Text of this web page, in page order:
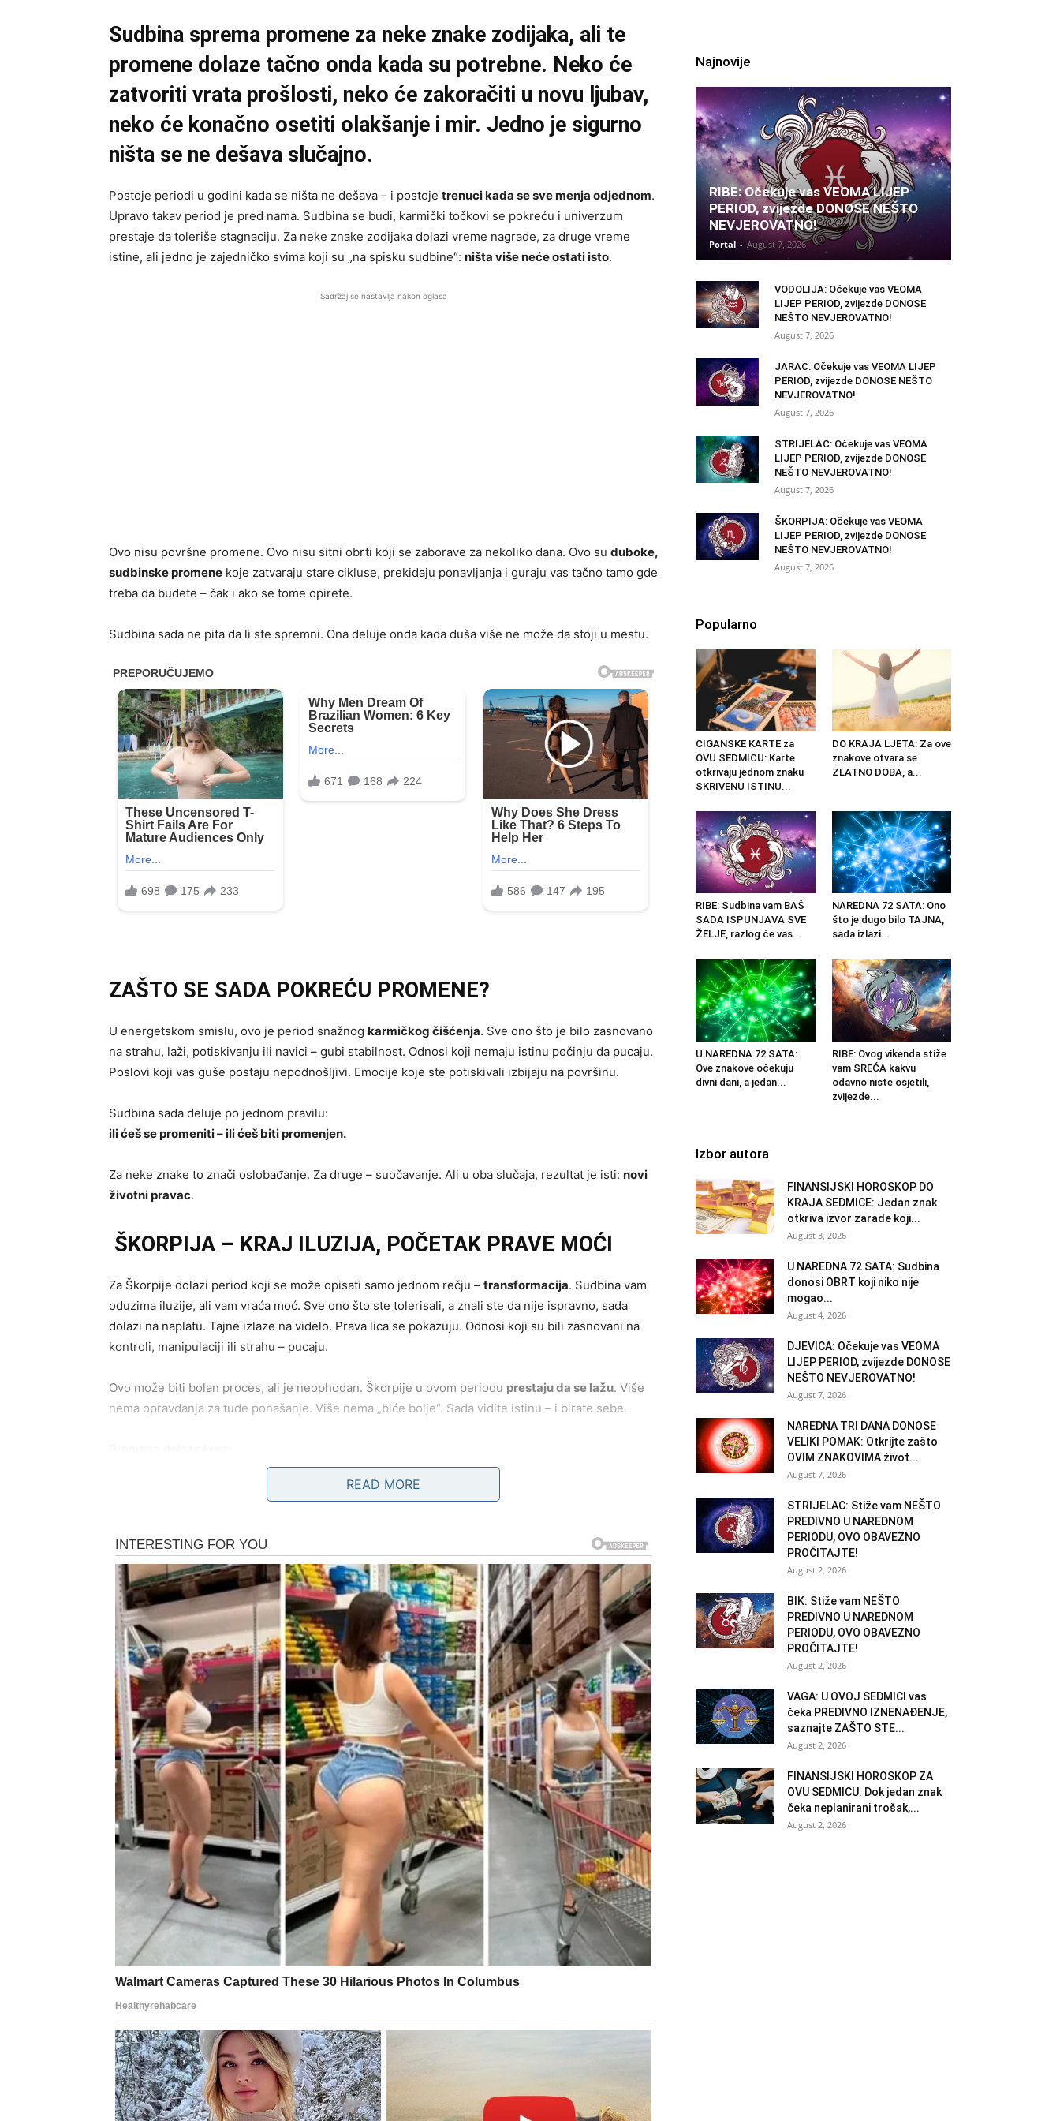
Sudbina sprema promene za neke znake zodijaka, ali te
promene dolaze tačno onda kada su potrebne. Neko će
zatvoriti vrata prošlosti, neko će zakoračiti u novu ljubav,
neko će konačno osetiti olakšanje i mir. Jedno je sigurno
ništa se ne dešava slučajno.
Postoje periodi u godini kada se ništa ne dešava – i postoje trenuci kada se sve menja odjednom.
Upravo takav period je pred nama. Sudbina se budi, karmički točkovi se pokreću i univerzum
prestaje da toleriše stagnaciju. Za neke znake zodijaka dolazi vreme nagrade, za druge vreme
istine, ali jedno je zajedničko svima koji su „na spisku sudbine“: ništa više neće ostati isto.
Sadržaj se nastavlja nakon oglasa
Ovo nisu površne promene. Ovo nisu sitni obrti koji se zaborave za nekoliko dana. Ovo su duboke,
sudbinske promene koje zatvaraju stare cikluse, prekidaju ponavljanja i guraju vas tačno tamo gde
treba da budete – čak i ako se tome opirete.
Sudbina sada ne pita da li ste spremni. Ona deluje onda kada duša više ne može da stoji u mestu.
ZAŠTO SE SADA POKREĆU PROMENE?
U energetskom smislu, ovo je period snažnog karmičkog čišćenja. Sve ono što je bilo zasnovano
na strahu, laži, potiskivanju ili navici – gubi stabilnost. Odnosi koji nemaju istinu počinju da pucaju.
Poslovi koji vas guše postaju nepodnošljivi. Emocije koje ste potiskivali izbijaju na površinu.
Sudbina sada deluje po jednom pravilu:
ili ćeš se promeniti – ili ćeš biti promenjen.
Za neke znake to znači oslobađanje. Za druge – suočavanje. Ali u oba slučaja, rezultat je isti: novi
životni pravac.
ŠKORPIJA – KRAJ ILUZIJA, POČETAK PRAVE MOĆI
Za Škorpije dolazi period koji se može opisati samo jednom rečju – transformacija. Sudbina vam
oduzima iluzije, ali vam vraća moć. Sve ono što ste tolerisali, a znali ste da nije ispravno, sada
dolazi na naplatu. Tajne izlaze na videlo. Prava lica se pokazuju. Odnosi koji su bili zasnovani na
kontroli, manipulaciji ili strahu – pucaju.
Ovo može biti bolan proces, ali je neophodan. Škorpije u ovom periodu prestaju da se lažu. Više
nema opravdanja za tuđe ponašanje. Više nema „biće bolje“. Sada vidite istinu – i birate sebe.
emotivne prekide ili duboko čišćenje odnosa
poslovne promene koje vas izbacuju iz zone komfora
Nakon ovog perioda, Škorpija izlazijača nego ikada. Ovo je kraj stare verzije vas.
JARAC – SUDBINA SKIDA TERET SA VAŠIH RAMENA
Jarčevi ulaze u jedan od najvažnijih perioda u poslednjih nekoliko godina. Sudbina vam konačno
poručuje: „Dosta je bilo borbe.“ Promene koje dolaze nisu haotične – one sustabilizujuće , ali
duboke.
Sve ono što ste nosili sami, sve odgovornosti koje ste preuzimali čak i kada nisu bile vaše – sada
se preispituje. Jarčevi shvataju da više ne moraju da budu stub svima. Sudbina vas uči daprimite
pomoć, da se oslonite, da ne nosite sve sami.
Promene se dešavaju kroz:
posao i status (unapređenje, promena pozicije ili potpuno novi pravac)
finansije (olakšanje, rešavanje dugova, stabilnost)
porodične odnose (postavljanje granica)
Ovo je kraj faze iscrpljenosti. Ulazite u periodzaslužene nagrade.
VODOLIJA – NAGLI PREOKRET KOJI MENJA SVE
READ MORE
Najnovije
RIBE: Očekuje vas VEOMA LIJEP
PERIOD, zvijezde DONOSE NEŠTO
NEVJEROVATNO!
Portal - August 7, 2026
VODOLIJA: Očekuje vas VEOMA
LIJEP PERIOD, zvijezde DONOSE
NEŠTO NEVJEROVATNO!
August 7, 2026
JARAC: Očekuje vas VEOMA LIJEP
PERIOD, zvijezde DONOSE NEŠTO
NEVJEROVATNO!
August 7, 2026
STRIJELAC: Očekuje vas VEOMA
LIJEP PERIOD, zvijezde DONOSE
NEŠTO NEVJEROVATNO!
August 7, 2026
ŠKORPIJA: Očekuje vas VEOMA
LIJEP PERIOD, zvijezde DONOSE
NEŠTO NEVJEROVATNO!
August 7, 2026
Popularno
CIGANSKE KARTE za
OVU SEDMICU: Karte
otkrivaju jednom znaku
SKRIVENU ISTINU...
DO KRAJA LJETA: Za ove
znakove otvara se
ZLATNO DOBA, a...
RIBE: Sudbina vam BAŠ
SADA ISPUNJAVA SVE
ŽELJE, razlog će vas...
NAREDNA 72 SATA: Ono
što je dugo bilo TAJNA,
sada izlazi...
U NAREDNA 72 SATA:
Ove znakove očekuju
divni dani, a jedan...
RIBE: Ovog vikenda stiže
vam SREĆA kakvu
odavno niste osjetili,
zvijezde...
Izbor autora
FINANSIJSKI HOROSKOP DO
KRAJA SEDMICE: Jedan znak
otkriva izvor zarade koji...
August 3, 2026
U NAREDNA 72 SATA: Sudbina
donosi OBRT koji niko nije
mogao...
August 4, 2026
DJEVICA: Očekuje vas VEOMA
LIJEP PERIOD, zvijezde DONOSE
NEŠTO NEVJEROVATNO!
August 7, 2026
NAREDNA TRI DANA DONOSE
VELIKI POMAK: Otkrijte zašto
OVIM ZNAKOVIMA život...
August 7, 2026
STRIJELAC: Stiže vam NEŠTO
PREDIVNO U NAREDNOM
PERIODU, OVO OBAVEZNO
PROČITAJTE!
August 2, 2026
BIK: Stiže vam NEŠTO
PREDIVNO U NAREDNOM
PERIODU, OVO OBAVEZNO
PROČITAJTE!
August 2, 2026
VAGA: U OVOJ SEDMICI vas
čeka PREDIVNO IZNENAĐENJE,
saznajte ZAŠTO STE...
August 2, 2026
FINANSIJSKI HOROSKOP ZA
OVU SEDMICU: Dok jedan znak
čeka neplanirani trošak,...
August 2, 2026